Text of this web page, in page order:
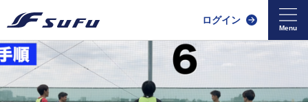
ログイン